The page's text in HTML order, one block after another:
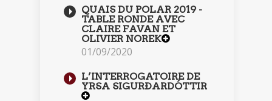
QUAIS DU POLAR 2019 -
TABLE RONDE AVEC
CLAIRE FAVAN ET
OLIVIER NOREK
01/09/2020
L’INTERROGATOIRE DE
YRSA SIGURÐARDÓTTIR